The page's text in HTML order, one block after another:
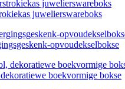
juwelierswareboks
opvoudekselbokse
boekvormige bokse